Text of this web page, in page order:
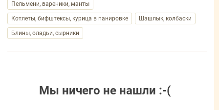
Пельмени, вареники, манты
Котлеты, бифштексы, курица в панировке Шашлык, колбаски
Блины, оладьи, сырники
Мы ничего не нашли :-(